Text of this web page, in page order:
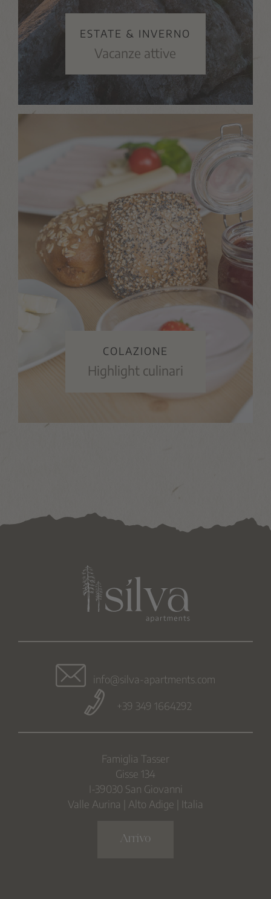
ESTATE & INVERNO
Vacanze attive
COLAZIONE
Highlight culinari
info@silva-apartments.com
+39 349 1664292
Famiglia Tasser
Gisse 134
I-39030 San Giovanni
Valle Aurina | Alto Adige | Italia
Arrivo